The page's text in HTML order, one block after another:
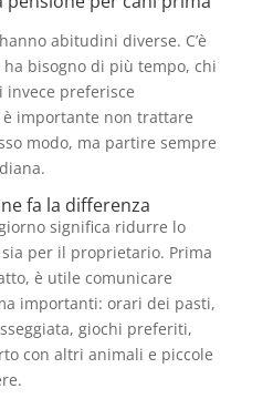
abitudini diverse. C’è
bisogno di più tempo, chi
invece preferisce
importante non trattare
modo, ma partire sempre
fa la differenza
significa ridurre lo
per il proprietario. Prima
è utile comunicare
importanti: orari dei pasti,
giochi preferiti,
con altri animali e piccole